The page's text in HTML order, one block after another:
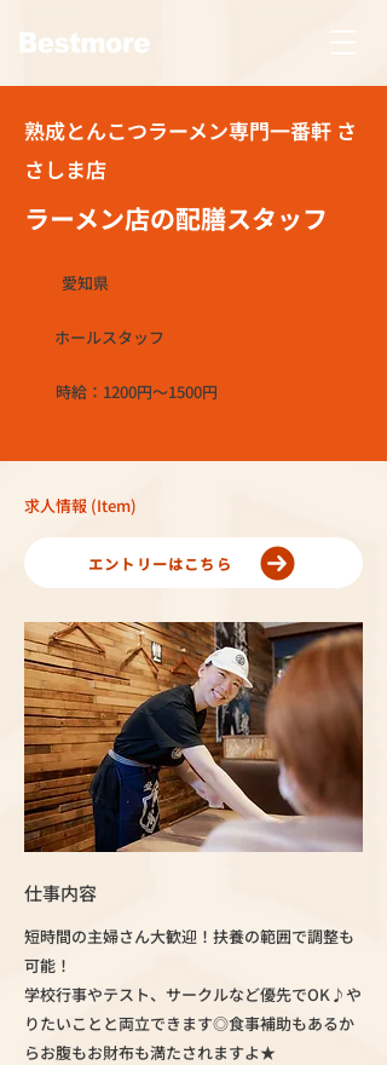
熟成とんこつラーメン専門一番軒 さ
さしま店
ラーメン店の配膳スタッフ
愛知県
ホールスタッフ
時給：1200円～1500円
求人情報 (Item)
エントリーはこちら
仕事内容
短時間の主婦さん大歓迎！扶養の範囲で調整も
可能！
学校行事やテスト、サークルなど優先でOK♪や
りたいことと両立できます◎食事補助もあるか
らお腹もお財布も満たされますよ★